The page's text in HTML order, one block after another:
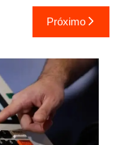
Próximo